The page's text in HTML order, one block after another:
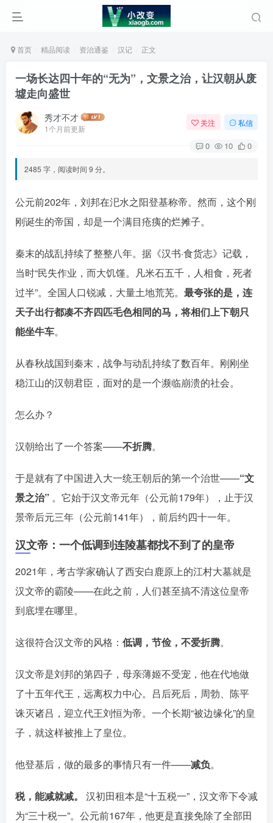
首页 精品阅读 资治通鉴 汉记 正文
一场长达四十年的“无为”，文景之治，让汉朝从废
墟走向盛世
秀才不才
1个月前更新
关注 私信
0 10 0
2485 字，阅读时间 9 分。
公元前202年，刘邦在汜水之阳登基称帝。然而，这个刚
刚诞生的帝国，却是一个满目疮痍的烂摊子。󠄹󠅀󠄪󠄢󠄡󠄦󠄞󠄧󠄣󠄞󠄢󠄡󠄦󠄞󠄡󠄠󠄡󠅬󠅅󠅃󠄵󠅂󠄪󠅗󠅥󠅕󠅣󠅤󠅬󠅄󠄹󠄽󠄵󠄪󠄢󠄠󠄢󠄦󠄝󠄠󠄨󠄝󠄠󠄩󠄐󠄡󠄢󠄪󠄢󠄩󠄪󠄡󠄢󠅬󠅨󠅙󠅑󠅟󠅗󠅒󠄞󠅓󠅟󠅝󠄐󠇕󠆠󠅿󠇖󠆄󠆩󠇕󠅿󠆈󠇗󠆭󠆁󠄐󠇗󠅹󠅸󠇖󠆍󠅳󠇖󠅹󠅰󠇖󠆌󠅹
秦末的战乱持续了整整八年。据《汉书·食货志》记载，
当时“民失作业，而大饥馑。凡米石五千，人相食，死者
过半”󠄹󠅀󠄪󠄢󠄡󠄦󠄞󠄧󠄣󠄞󠄢󠄡󠄦󠄞󠄡󠄠󠄡󠅬󠅅󠅃󠄵󠅂󠄪󠅗󠅥󠅕󠅣󠅤󠅬󠅄󠄹󠄽󠄵󠄪󠄢󠄠󠄢󠄦󠄝󠄠󠄨󠄝󠄠󠄩󠄐󠄡󠄢󠄪󠄢󠄩󠄪󠄡󠄢󠅬󠅨󠅙󠅑󠅟󠅗󠅒󠄞󠅓󠅟󠅝󠄐󠇕󠆠󠅿󠇖󠆄󠆩󠇕󠅿󠆈󠇗󠆭󠆁󠄐󠇗󠅹󠅸󠇖󠆍󠅳󠇖󠅹󠅰󠇖󠆌󠅹。全国人口锐减，大量土地荒芜。 最夸张的是，连
天子出行都凑不齐四匹毛色相同的马，将相们上下朝只
能坐牛车󠄹󠅀󠄪󠄢󠄡󠄦󠄞󠄧󠄣󠄞󠄢󠄡󠄦󠄞󠄡󠄠󠄡󠅬󠅅󠅃󠄵󠅂󠄪󠅗󠅥󠅕󠅣󠅤󠅬󠅄󠄹󠄽󠄵󠄪󠄢󠄠󠄢󠄦󠄝󠄠󠄨󠄝󠄠󠄩󠄐󠄡󠄢󠄪󠄢󠄩󠄪󠄡󠄢󠅬󠅨󠅙󠅑󠅟󠅗󠅒󠄞󠅓󠅟󠅝󠄐󠇕󠆠󠅿󠇖󠆄󠆩󠇕󠅿󠆈󠇗󠆭󠆁󠄐󠇗󠅹󠅸󠇖󠆍󠅳󠇖󠅹󠅰󠇖󠆌󠅹。
从春秋战国到秦末，战争与动乱持续了数百年。刚刚坐
稳江山的汉朝君臣，面对的是一个濒临崩溃的社会。
怎么办？
汉朝给出了一个答案——不折腾。
于是就有了中国进入大一统王朝后的第一个治世——“文
景之治” 。它始于汉文帝元年（公元前179年），止于汉
景帝后元三年（公元前141年），前后约四十一年󠄹󠅀󠄪󠄢󠄡󠄦󠄞󠄧󠄣󠄞󠄢󠄡󠄦󠄞󠄡󠄠󠄡󠅬󠅅󠅃󠄵󠅂󠄪󠅗󠅥󠅕󠅣󠅤󠅬󠅄󠄹󠄽󠄵󠄪󠄢󠄠󠄢󠄦󠄝󠄠󠄨󠄝󠄠󠄩󠄐󠄡󠄢󠄪󠄢󠄩󠄪󠄡󠄢󠅬󠅨󠅙󠅑󠅟󠅗󠅒󠄞󠅓󠅟󠅝󠄐󠇕󠆠󠅿󠇖󠆄󠆩󠇕󠅿󠆈󠇗󠆭󠆁󠄐󠇗󠅹󠅸󠇖󠆍󠅳󠇖󠅹󠅰󠇖󠆌󠅹。
汉文帝：一个低调到连陵墓都找不到了的皇帝
2021年，考古学家确认了西安白鹿原上的江村大墓就是
汉文帝的霸陵󠄹󠅀󠄪󠄢󠄡󠄦󠄞󠄧󠄣󠄞󠄢󠄡󠄦󠄞󠄡󠄠󠄡󠅬󠅅󠅃󠄵󠅂󠄪󠅗󠅥󠅕󠅣󠅤󠅬󠅄󠄹󠄽󠄵󠄪󠄢󠄠󠄢󠄦󠄝󠄠󠄨󠄝󠄠󠄩󠄐󠄡󠄢󠄪󠄢󠄩󠄪󠄡󠄢󠅬󠅨󠅙󠅑󠅟󠅗󠅒󠄞󠅓󠅟󠅝󠄐󠇕󠆠󠅿󠇖󠆄󠆩󠇕󠅿󠆈󠇗󠆭󠆁󠄐󠇗󠅹󠅸󠇖󠆍󠅳󠇖󠅹󠅰󠇖󠆌󠅹——在此之前，人们甚至搞不清这位皇帝
到底埋在哪里。
这很符合汉文帝的风格： 低调，节俭，不爱折腾。
汉文帝是刘邦的第四子，母亲薄姬不受宠，他在代地做
了十五年代王，远离权力中心。吕后死后，周勃、陈平
诛灭诸吕，迎立代王刘恒为帝󠄹󠅀󠄪󠄢󠄡󠄦󠄞󠄧󠄣󠄞󠄢󠄡󠄦󠄞󠄡󠄠󠄡󠅬󠅅󠅃󠄵󠅂󠄪󠅗󠅥󠅕󠅣󠅤󠅬󠅄󠄹󠄽󠄵󠄪󠄢󠄠󠄢󠄦󠄝󠄠󠄨󠄝󠄠󠄩󠄐󠄡󠄢󠄪󠄢󠄩󠄪󠄡󠄢󠅬󠅨󠅙󠅑󠅟󠅗󠅒󠄞󠅓󠅟󠅝󠄐󠇕󠆠󠅿󠇖󠆄󠆩󠇕󠅿󠆈󠇗󠆭󠆁󠄐󠇗󠅹󠅸󠇖󠆍󠅳󠇖󠅹󠅰󠇖󠆌󠅹。一个长期“被边缘化”的皇
子，就这样被推上了皇位。
他登基后，做的最多的事情只有一件——减负。
税，能减就减。
汉初田租本是“十五税一”，汉文帝下令减
为“三十税一”。公元前167年，他更是直接免除了全部田